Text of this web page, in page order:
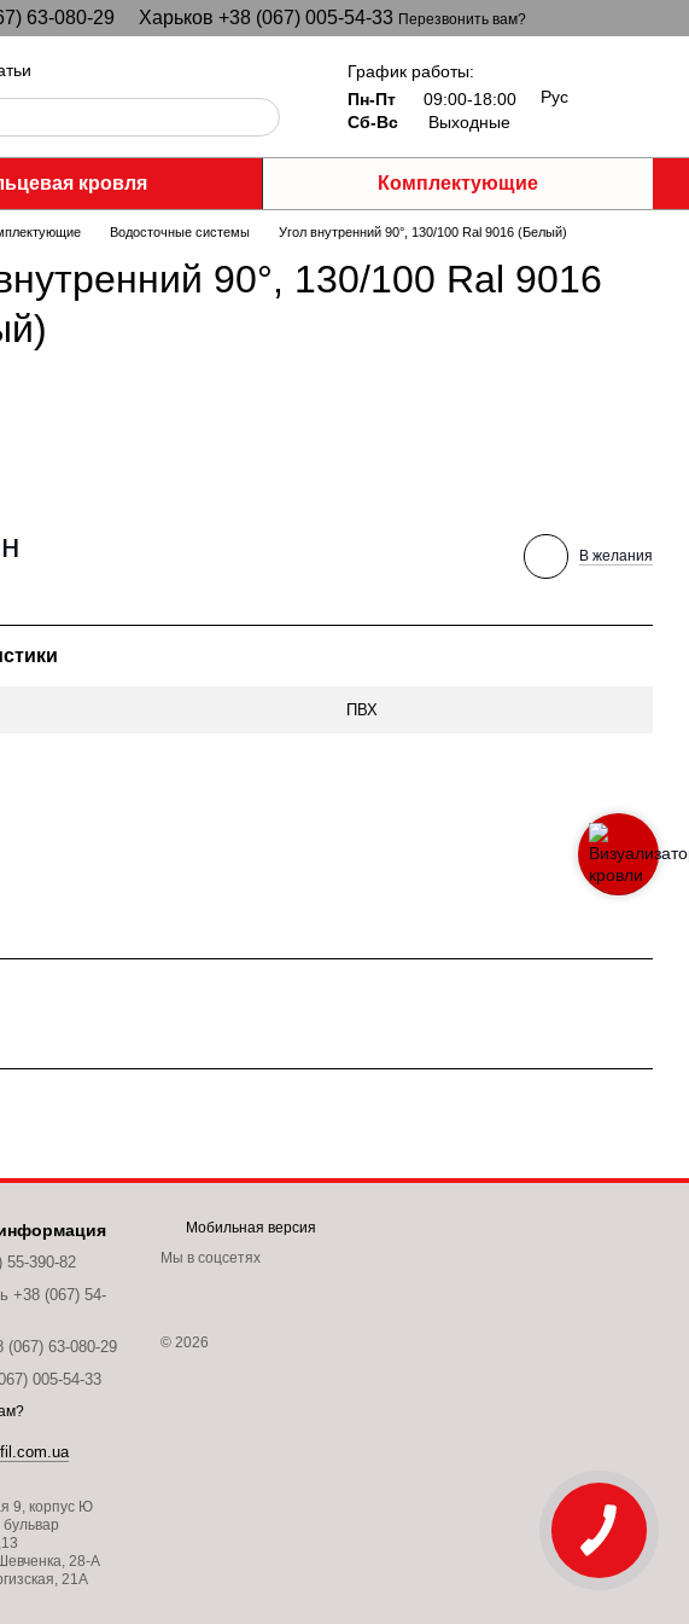
63-080-29 Харьков +38 (067) 005-54-33 Перезвонить вам?
График работы:
Пн-Пт
09:00-18:00
Сб-Вс
Выходные
Рус
кровля Комплектующие
Водосточные системы Угол внутренний 90°, 130/100 Ral 9016 (Белый)
90°, 130/100 Ral 9016
В желания
ПВХ
55-390-82
+38 (067) 54-
(067) 63-080-29
005-54-33
9, корпус Ю
28-А
21А
Мобильная версия
Мы в соцсетях
© 2026